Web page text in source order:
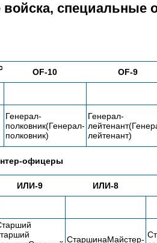
войска, специальные
OF-10 OF-9
Генерал-
полковник(Генерал-
полковник)
Генерал-
лейтенант)
офицеры
ИЛИ-9 ИЛИ-8
СтаршинаМайстер-